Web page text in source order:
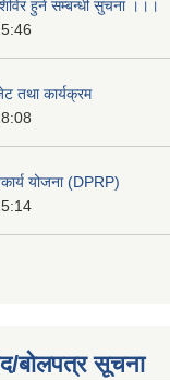
हुने सम्बन्धी सुचना ।।।
तथा कार्यक्रम
योजना (DPRP)
बोलपत्र सूचना